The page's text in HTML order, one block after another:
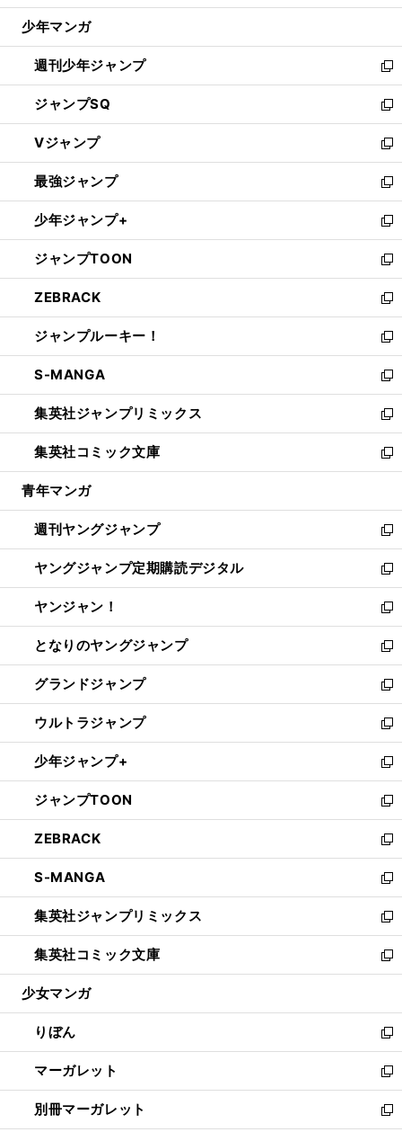
ウ
開
く
少年マンガ
週刊少年ジャンプ
新
し
い
ウ
ィ
ン
ド
ウ
で
開
く
ジャンプSQ
新
し
い
ウ
ィ
ン
ド
ウ
で
開
く
Vジャンプ
新
し
い
ウ
ィ
ン
ド
ウ
で
開
く
最強ジャンプ
新
し
い
ウ
ィ
ン
ド
ウ
で
開
く
少年ジャンプ+
新
し
い
ウ
ィ
ン
ド
ウ
で
開
く
ジャンプTOON
新
し
い
ウ
ィ
ン
ド
ウ
で
開
く
ZEBRACK
新
し
い
ウ
ィ
ン
ド
ウ
で
開
ジャンプルーキー！
新
し
い
ウ
ィ
ン
ド
ウ
開
く
S-MANGA
新
し
い
ウ
ィ
ン
ウ
で
開
く
集英社ジャンプリミックス
新
し
い
ウ
ン
ド
ウ
で
開
く
集英社コミック文庫
新
し
ウ
ィ
ン
ド
ウ
で
開
く
青年マンガ
週刊ヤングジャンプ
新
し
い
ウ
ィ
ン
ド
ウ
で
開
く
ヤングジャンプ定期購読デジタル
新
し
い
ウ
ィ
ン
ド
ウ
で
開
く
ヤンジャン！
新
し
い
ウ
ィ
ン
ド
ウ
で
開
く
となりのヤングジャンプ
新
し
い
ウ
ィ
ン
ド
ウ
で
開
く
グランドジャンプ
新
し
い
ウ
ィ
ン
ド
ウ
で
開
く
ウルトラジャンプ
新
し
い
ウ
ィ
ン
ド
ウ
で
開
く
少年ジャンプ+
新
し
い
ウ
ィ
ン
ド
ウ
で
開
く
ジャンプTOON
新
し
い
ウ
ィ
ン
ド
ウ
で
開
ZEBRACK
新
し
い
ウ
ィ
ン
ド
ウ
開
く
S-MANGA
新
し
い
ウ
ィ
ン
ウ
で
開
く
集英社ジャンプリミックス
新
し
い
ウ
ン
ド
ウ
で
開
く
集英社コミック文庫
新
し
ウ
ィ
ン
ド
ウ
で
開
少女マンガ
りぼん
新
し
い
ウ
ィ
マーガレット
新
し
い
別冊マーガレット
新